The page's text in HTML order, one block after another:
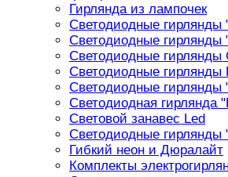
Гирлянда из лампочек
Светодиодные гирлянды
Светодиодные гирлянды
Светодиодные гирлянды
Светодиодные гирлянды
Светодиодные гирлянды
Светодиодная гирлянда
Световой занавес Led
Светодиодные
Гибкий неон и Дюралайт
Комплекты